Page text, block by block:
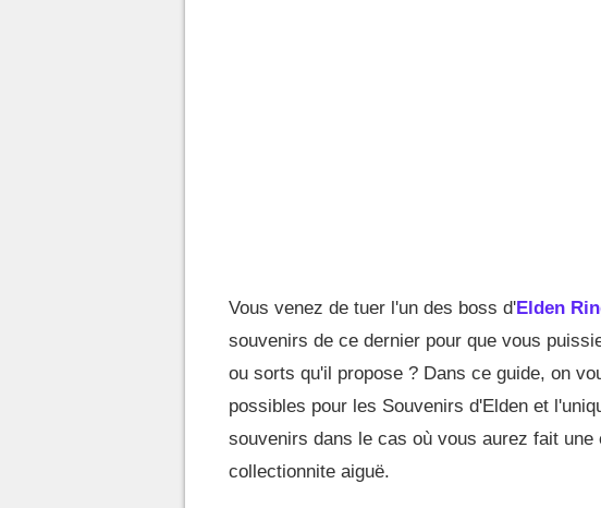
Vous venez de tuer l'un des boss d'Elden
souvenirs de ce dernier pour que vous
ou sorts qu'il propose ? Dans ce guide, on
possibles pour les Souvenirs d'Elden et
souvenirs dans le cas où vous aurez fait
collectionnite aiguë.